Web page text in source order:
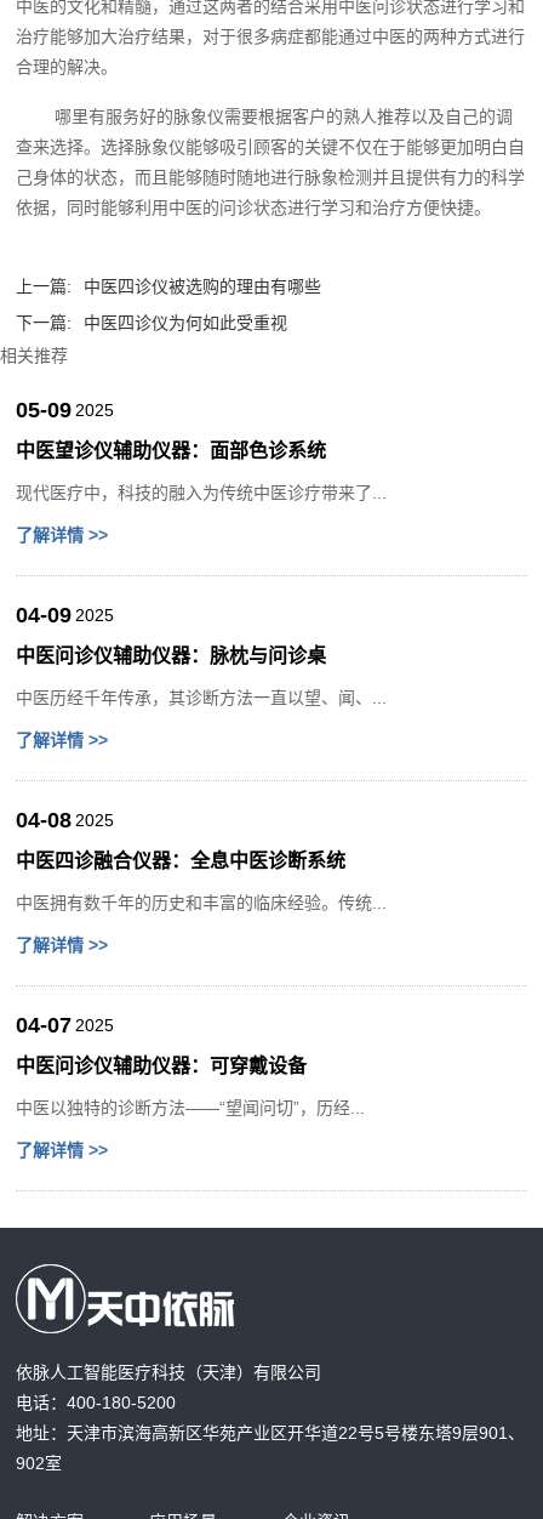
中医的文化和精髓，通过这两者的结合采用中医问诊状态进行学习和
治疗能够加大治疗结果，对于很多病症都能通过中医的两种方式进行
合理的解决。
哪里有服务好的脉象仪需要根据客户的熟人推荐以及自己的调
查来选择。选择脉象仪能够吸引顾客的关键不仅在于能够更加明白自
己身体的状态，而且能够随时随地进行脉象检测并且提供有力的科学
依据，同时能够利用中医的问诊状态进行学习和治疗方便快捷。
上一篇:
中医四诊仪被选购的理由有哪些
下一篇:
中医四诊仪为何如此受重视
相关推荐
05-09 2025
中医望诊仪辅助仪器：面部色诊系统
现代医疗中，科技的融入为传统中医诊疗带来了...
了解详情 >>
04-09 2025
中医问诊仪辅助仪器：脉枕与问诊桌
中医历经千年传承，其诊断方法一直以望、闻、...
了解详情 >>
04-08 2025
中医四诊融合仪器：全息中医诊断系统
中医拥有数千年的历史和丰富的临床经验。传统...
了解详情 >>
04-07 2025
中医问诊仪辅助仪器：可穿戴设备
中医以独特的诊断方法——“望闻问切”，历经...
了解详情 >>
依脉人工智能医疗科技（天津）有限公司
电话：400-180-5200
地址：天津市滨海高新区华苑产业区开华道22号5号楼东塔9层901、
902室